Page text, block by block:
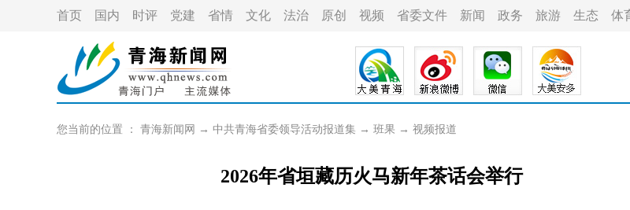
首页 国内 时评 党建 省情 文化 法治 原创 视频 省委文件 新闻 政务 旅游 生态 体
您当前的位置 ： 青海新闻网 → 中共青海省委领导活动报道集 → 班果 → 视频报道
2026年省垣藏历火马新年茶话会举行